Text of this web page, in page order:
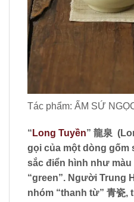
Tác phẩm: ẤM SỨ
“ Long Tuyền” 龍泉
gọi của một dòng gốm
sắc điển hình như
“green”. Người Trung
nhóm “thanh từ” 青瓷,